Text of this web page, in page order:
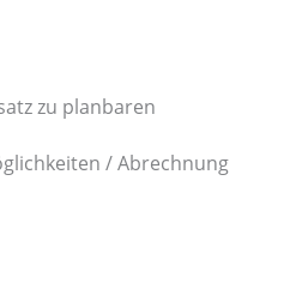
zu planbaren
/ Abrechnung